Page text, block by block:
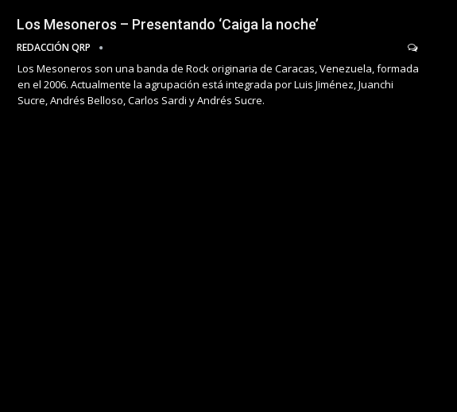
Los Mesoneros – Presentando ‘Caiga la noche’
REDACCIÓN QRP
Los Mesoneros son una banda de Rock originaria de Caracas, Venezuela, formada
en el 2006. Actualmente la agrupación está integrada por Luis Jiménez, Juanchi
Sucre, Andrés Belloso, Carlos Sardi y Andrés Sucre.